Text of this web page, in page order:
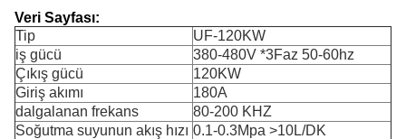
Veri Sayfası:
Tip
UF-120KW
iş gücü
380-480V *3Faz 50-60hz
Çıkış gücü
120KW
Giriş akımı
180A
dalgalanan frekans
80-200 KHZ
Soğutma suyunun akış hızı 0.1-0.3Mpa >10L/DK